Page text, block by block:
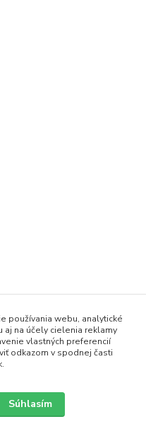
používania webu, analytické
na účely cielenia reklamy
vlastných preferencií
odkazom v spodnej časti
Súhlasím